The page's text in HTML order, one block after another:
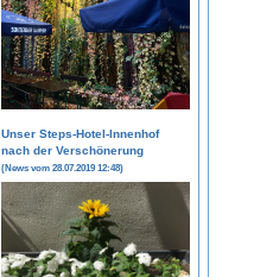
Unser Steps-Hotel-Innenhof
nach der Verschönerung
(News vom 28.07.2019 12:48)